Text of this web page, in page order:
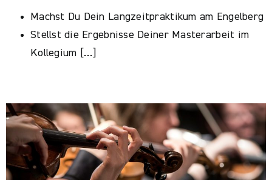
Machst Du Dein Langzeitpraktikum am Engelberg
Stellst die Ergebnisse Deiner Masterarbeit im
Kollegium […]